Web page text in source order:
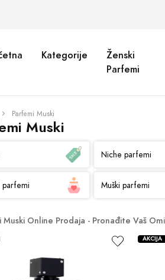
Kategorije
Ženski
Parfemi
Parfemi Muski
Muski
Niche parfemi
parfemi Muški parfemi
Muski Online Prodaja - Pronađite Vaš
AKCIJA